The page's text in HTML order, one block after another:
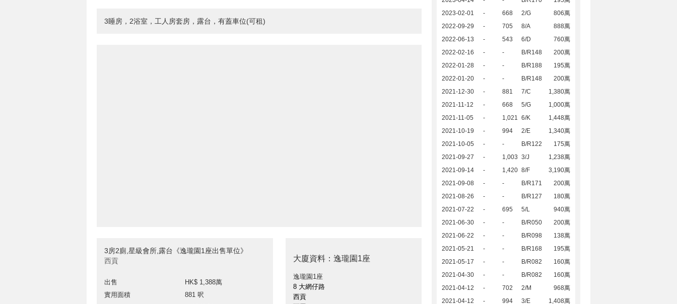
3睡房，2浴室，工人房套房，露台，有蓋車位(可租)
3房2廁,星級會所,露台《逸瓏園1座出售單位》
西貢
出售
HK$ 1,388萬
實用面積
881 呎
大廈資料：逸瓏園1座
逸瓏園1座
8 大網仔路
西貢
2023-02-01
- 668 2/G
806萬
2022-09-29
- 705 8/A
888萬
2022-06-13
- 543 6/D
760萬
2022-02-16
- - B/R148
200萬
2022-01-28
- - B/R188
195萬
2022-01-20
- - B/R148
200萬
2021-12-30
- 881 7/C
1,380萬
2021-11-12
- 668 5/G
1,000萬
2021-11-05
- 1,021 6/K
1,448萬
2021-10-19
- 994 2/E
1,340萬
2021-10-05
- - B/R122
175萬
2021-09-27
- 1,003 3/J
1,238萬
2021-09-14
- 1,420 8/F
3,190萬
2021-09-08
- - B/R171
200萬
2021-08-26
- - B/R127
180萬
2021-07-22
- 695 5/L
940萬
2021-06-30
- - B/R050
200萬
2021-06-22
- - B/R098
138萬
2021-05-21
- - B/R168
195萬
2021-05-17
- - B/R082
160萬
2021-04-30
- - B/R082
160萬
2021-04-12
- 702 2/M
968萬
2021-04-12
- 994 3/E
1,408萬